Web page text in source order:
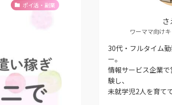
ポイ活・副業
さ
ワーママ向け
30代・フルタイム
ー。
情報サービス企業
験し、
未就学児2人を育て